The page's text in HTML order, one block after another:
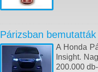
Párizsban
A Honda
Insight.
200.000